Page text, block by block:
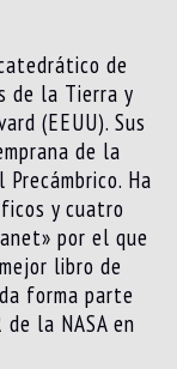
de
de la Tierra y
(EEUU). Sus
de la
Ha
y cuatro
por el que
libro de
forma parte
la NASA en